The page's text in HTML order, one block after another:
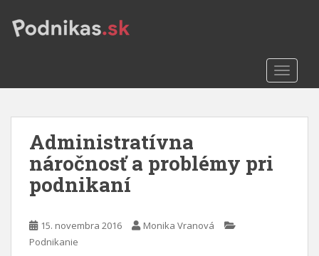
o
Administratívna
náročnosť a problémy pri
podnikaní
15. novembra 2016
Monika Vranová
Podnikanie